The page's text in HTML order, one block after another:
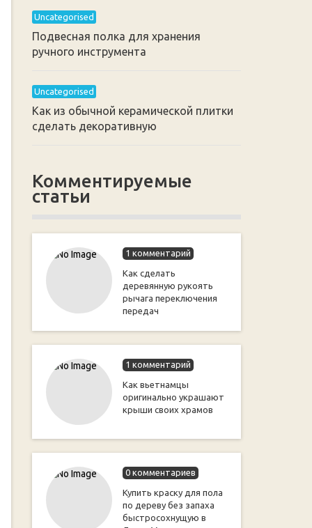
Uncategorised
Подвесная полка для хранения
ручного инструмента
Uncategorised
Как из обычной керамической плитки
сделать декоративную
Комментируемые
статьи
1 комментарий
Как сделать
деревянную рукоять
рычага переключения
передач
1 комментарий
Как вьетнамцы
оригинально украшают
крыши своих храмов
0 комментариев
Купить краску для пола
по дереву без запаха
быстросохнущую в